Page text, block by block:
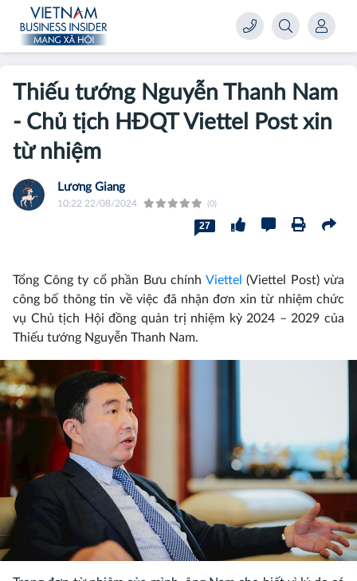
Thiếu tướng Nguyễn Thanh Nam
- Chủ tịch HĐQT Viettel Post xin
từ nhiệm
Lương Giang
10:22 22/08/2024 (0)
27
Tổng Công ty cổ phần Bưu chính Viettel (Viettel Post) vừa
công bố thông tin về việc đã nhận đơn xin từ nhiệm chức
vụ Chủ tịch Hội đồng quản trị nhiệm kỳ 2024 – 2029 của
Thiếu tướng Nguyễn Thanh Nam.